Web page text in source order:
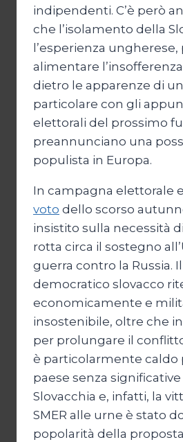
indipendenti. C’è però
che l’isolamento della
l’esperienza ungherese,
alimentare
dietro le apparenze di
particolare con gli
elettorali del prossimo
preannunciano una
populista in Europa.
In campagna elettorale
voto dello scorso
insistito sulla necessità
rotta circa il sostegno
guerra contro la Russia.
democratico slovacco
economicamente e
insostenibile, oltre che
per prolungare il
è particolarmente caldo
paese senza
Slovacchia e, infatti, la
SMER alle urne è stato
popolarità della